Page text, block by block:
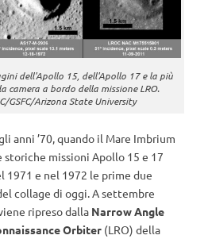
dell'Apollo 15, dell'Apollo 17 e la più
camera a bordo della missione LRO.
GSFC/Arizona State University
anni ’70, quando il Mare Imbrium
missioni Apollo 15 e 17
1971 e nel 1972 le prime due
collage di oggi. A settembre
ripreso dalla Narrow Angle
Orbiter (LRO) della